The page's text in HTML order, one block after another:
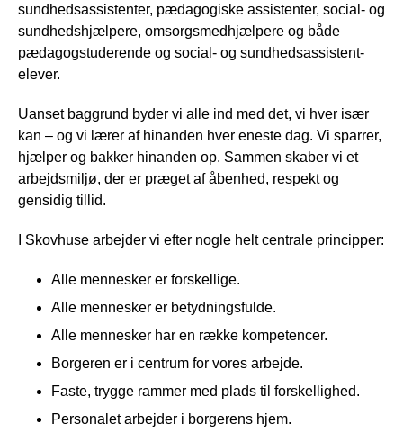
sundhedsassistenter, pædagogiske assistenter, social- og
sundhedshjælpere, omsorgsmedhjælpere og både
pædagogstuderende og social- og sundhedsassistent-
elever.
Uanset baggrund byder vi alle ind med det, vi hver især
kan – og vi lærer af hinanden hver eneste dag. Vi sparrer,
hjælper og bakker hinanden op. Sammen skaber vi et
arbejdsmiljø, der er præget af åbenhed, respekt og
gensidig tillid.
I Skovhuse arbejder vi efter nogle helt centrale principper:
Alle mennesker er forskellige.
Alle mennesker er betydningsfulde.
Alle mennesker har en række kompetencer.
Borgeren er i centrum for vores arbejde.
Faste, trygge rammer med plads til forskellighed.
Personalet arbejder i borgerens hjem.